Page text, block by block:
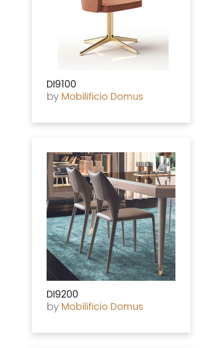
DI9100
by Mobilificio Domus
DI9200
by Mobilificio Domus